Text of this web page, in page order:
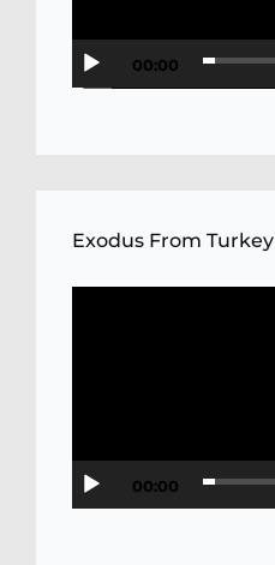
00:00
Exodus From Turkey
00:00